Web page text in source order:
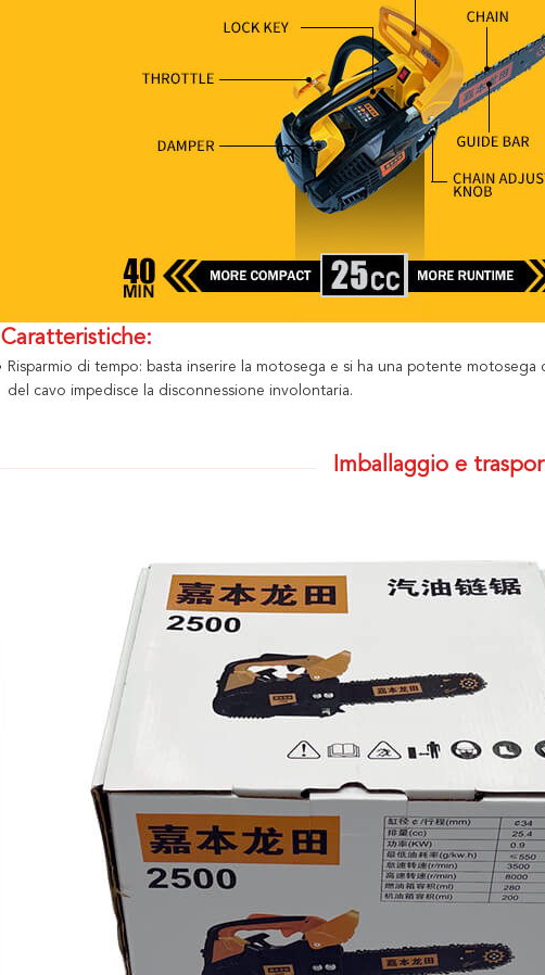
Caratteristiche:
Risparmio di tempo: basta inserire la motosega e si ha una potente
del cavo impedisce la disconnessione involontaria.
Imballaggio e